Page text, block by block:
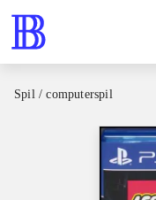
Spil / computerspil